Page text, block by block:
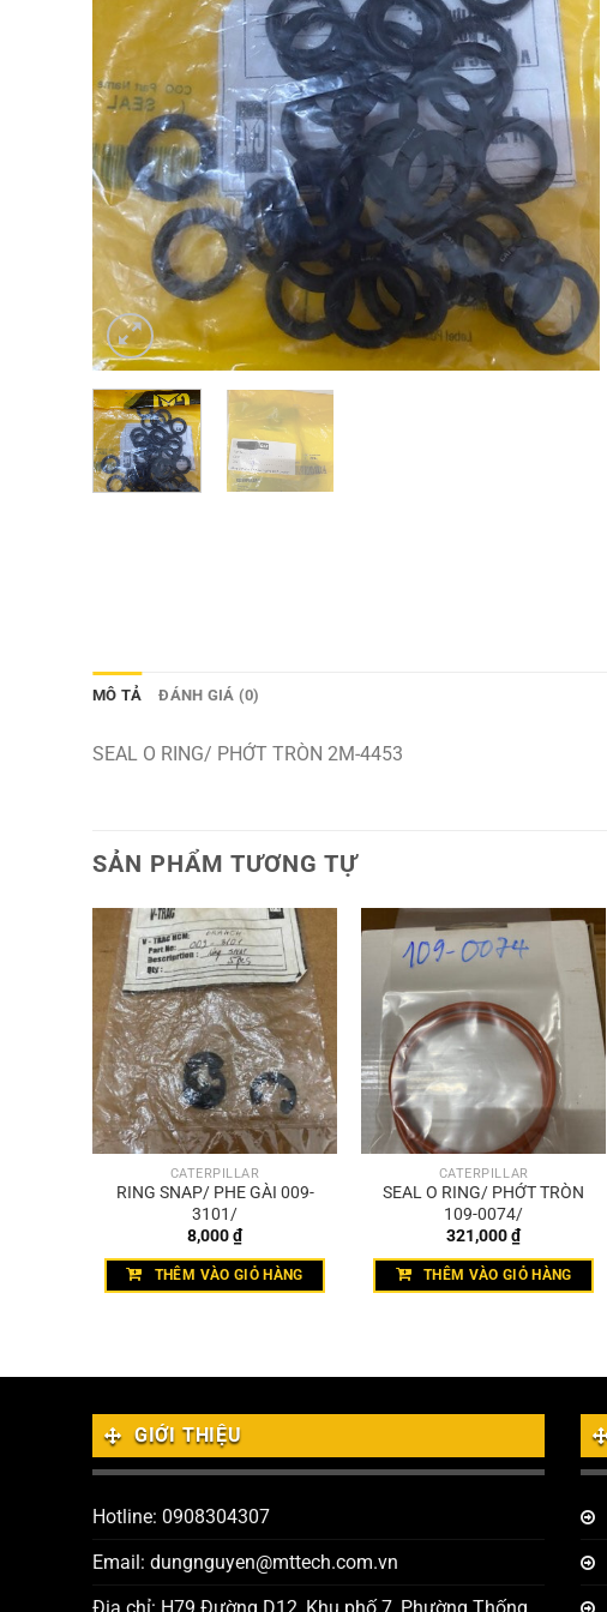
MÔ TẢ ĐÁNH GIÁ (0)
SEAL O RING/ PHỚT TRÒN 2M-4453
SẢN PHẨM TƯƠNG TỰ
CATERPILLAR
RING SNAP/ PHE GÀI 009-
3101/
8,000₫
THÊM VÀO GIỎ HÀNG
CATERPILLAR
SEAL O RING/ PHỚT TRÒN
109-0074/
321,000₫
THÊM VÀO GIỎ HÀNG
GIỚI THIỆU
Hotline: 0908304307
Email: dungnguyen@mttech.com.vn